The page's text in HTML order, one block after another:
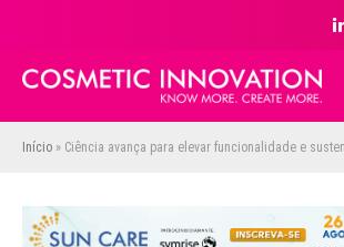
Início » Ciência avança para elevar funcionalidade e